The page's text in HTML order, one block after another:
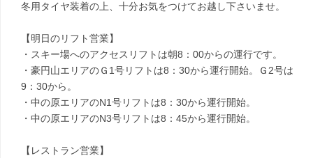
冬用タイヤ装着の上、十分お気をつけてお越し下さいませ。
【明日のリフト営業】
・スキー場へのアクセスリフトは朝8：00からの運行です。
・豪円山エリアのＧ1号リフトは8：30から運行開始。Ｇ2号は
9：30から。
・中の原エリアのN1号リフトは8：30から運行開始。
・中の原エリアのN3号リフトは8：45から運行開始。
【レストラン営業】